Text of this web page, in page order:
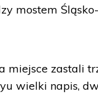
mostem
zastali
wielki napis,